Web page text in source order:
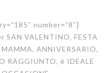
number=”8″]
VALENTINO, FESTA
ANNIVERSARIO,
RAGGIUNTO, è IDEALE